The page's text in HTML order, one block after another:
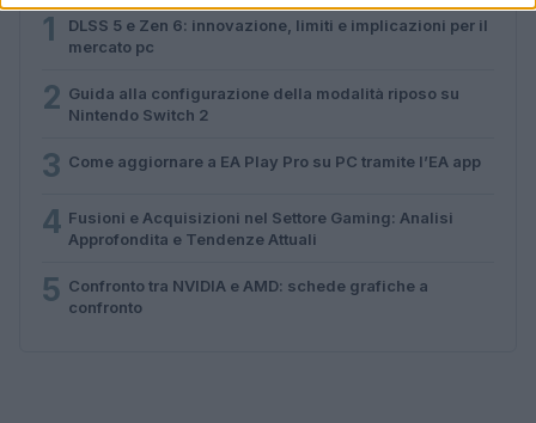
1
DLSS 5 e Zen 6: innovazione, limiti e implicazioni per il
mercato pc
2 Guida alla configurazione della modalità riposo su
Nintendo Switch 2
3 Come aggiornare a EA Play Pro su PC tramite l’EA app
4 Fusioni e Acquisizioni nel Settore Gaming: Analisi
Approfondita e Tendenze Attuali
5 Confronto tra NVIDIA e AMD: schede grafiche a
confronto